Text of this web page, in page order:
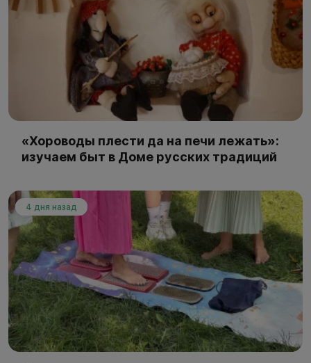
«Хороводы плести да на печи лежать»:
изучаем быт в Доме русских традиций
4 дня назад